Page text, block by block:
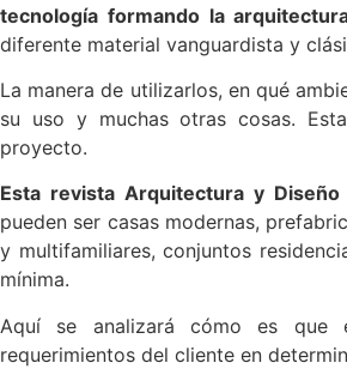
tecnología formando la
diferente material vanguardista y
La manera de utilizarlos, en qué
su uso y muchas otras cosas.
proyecto.
Esta revista Arquitectura y Diseño
pueden ser casas modernas,
y multifamiliares, conjuntos
mínima.
Aquí se analizará cómo es que
requerimientos del cliente en